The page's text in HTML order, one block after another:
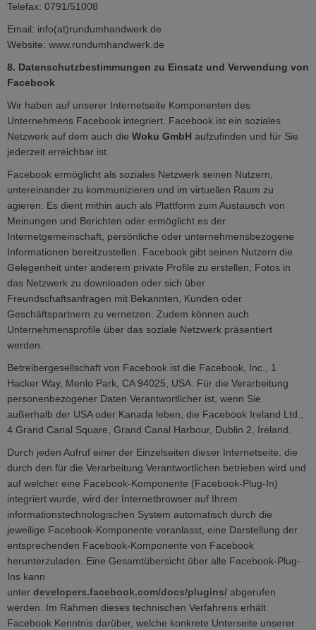
Telefax: 0791/51008
Email: info(at)rundumhandwerk.de
Website: www.rundumhandwerk.de
8. Datenschutzbestimmungen zu Einsatz und Verwendung von
Facebook
Wir haben auf unserer Internetseite Komponenten des
Unternehmens Facebook integriert. Facebook ist ein soziales
Netzwerk auf dem auch die Woku GmbH aufzufinden und für Sie
jederzeit erreichbar ist.
Facebook ermöglicht als soziales Netzwerk seinen Nutzern,
untereinander zu kommunizieren und im virtuellen Raum zu
agieren. Es dient mithin auch als Plattform zum Austausch von
Meinungen und Berichten oder ermöglicht es der
Internetgemeinschaft, persönliche oder unternehmensbezogene
Informationen bereitzustellen. Facebook gibt seinen Nutzern die
Gelegenheit unter anderem private Profile zu erstellen, Fotos in
das Netzwerk zu downloaden oder sich über
Freundschaftsanfragen mit Bekannten, Kunden oder
Geschäftspartnern zu vernetzen. Zudem können auch
Unternehmensprofile über das soziale Netzwerk präsentiert
werden.
Betreibergesellschaft von Facebook ist die Facebook, Inc., 1
Hacker Way, Menlo Park, CA 94025, USA. Für die Verarbeitung
personenbezogener Daten Verantwortlicher ist, wenn Sie
außerhalb der USA oder Kanada leben, die Facebook Ireland Ltd.,
4 Grand Canal Square, Grand Canal Harbour, Dublin 2, Ireland.
Durch jeden Aufruf einer der Einzelseiten dieser Internetseite, die
durch den für die Verarbeitung Verantwortlichen betrieben wird und
auf welcher eine Facebook-Komponente (Facebook-Plug-In)
integriert wurde, wird der Internetbrowser auf Ihrem
informationstechnologischen System automatisch durch die
jeweilige Facebook-Komponente veranlasst, eine Darstellung der
entsprechenden Facebook-Komponente von Facebook
herunterzuladen. Eine Gesamtübersicht über alle Facebook-Plug-
Ins kann
unter developers.facebook.com/docs/plugins/ abgerufen
werden. Im Rahmen dieses technischen Verfahrens erhält
Facebook Kenntnis darüber, welche konkrete Unterseite unserer